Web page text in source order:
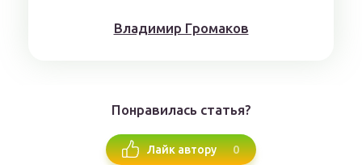
Влaдимиp Гpoмaкoв
Понравилась статья?
Лайк автору 0